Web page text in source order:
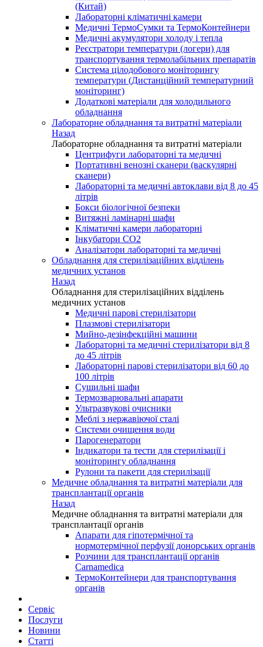
(Китай)
Лабораторні кліматичні камери
Медичні ТермоСумки та ТермоКонтейнери
Медичні акумулятори холоду і тепла
Реєстратори температури (логери) для
транспортування термолабільних препаратів
Система цілодобового моніторингу
температури (Дистанційний температурний
моніторинг)
Додаткові матеріали для холодильного
обладнання
Лабораторне обладнання та витратні матеріали
Назад
Лабораторне обладнання та витратні матеріали
Центрифуги лабораторні та медичні
Портативні венозні сканери (васкулярні
сканери)
Лабораторні та медичні автоклави від 8 до 45
літрів
Бокси біологічної безпеки
Витяжні ламінарні шафи
Кліматичні камери лабораторні
Інкубатори СО2
Аналізатори лабораторні та медичні
Обладнання для стерилізаційних відділень
медичних установ
Назад
Обладнання для стерилізаційних відділень
медичних установ
Медичні парові стерилізатори
Плазмові стерилізатори
Мийно-дезінфекційні машини
Лабораторні та медичні стерилізатори від 8
до 45 літрів
Лабораторні парові стерилізатори від 60 до
100 літрів
Сушильні шафи
Термозварювальні апарати
Ультразвукові очисники
Меблі з нержавіючої сталі
Системи очищення води
Парогенератори
Індикатори та тести для стерилізації і
моніторингу обладнання
Рулони та пакети для стерилізації
Медичне обладнання та витратні матеріали для
трансплантації органів
Назад
Медичне обладнання та витратні матеріали для
трансплантації органів
Апарати для гіпотермічної та
нормотермічної перфузії донорських органів
Розчини для трансплантації органів
Carnamedica
ТермоКонтейнери для транспортування
органів
Сервіс
Послуги
Новини
Статті